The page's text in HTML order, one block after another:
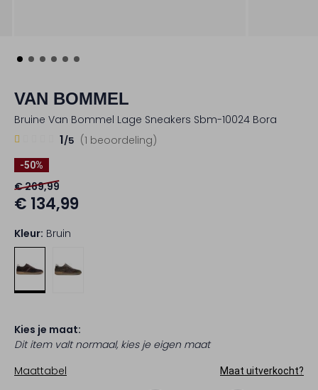
VAN BOMMEL
Bruine Van Bommel Lage Sneakers Sbm-10024 Bora
(1 beoordeling)
1/5
11
Ster
-50%
€ 269,99
€ 134,99
Kleur: Bruin
Kies je maat:
Dit item valt normaal, kies je eigen maat
Maattabel
Maat uitverkocht?